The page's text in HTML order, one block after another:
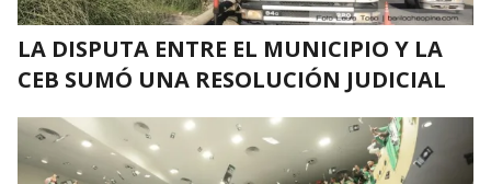
LA DISPUTA ENTRE EL MUNICIPIO Y LA
CEB SUMÓ UNA RESOLUCIÓN JUDICIAL